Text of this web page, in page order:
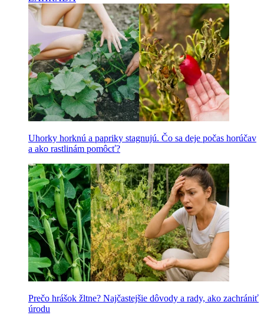
Uhorky horknú a papriky stagnujú. Čo sa deje počas horúčav
a ako rastlinám pomôcť?
Prečo hrášok žltne? Najčastejšie dôvody a rady, ako zachrániť
úrodu